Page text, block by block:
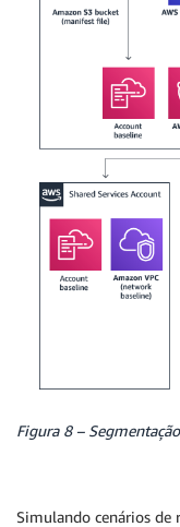
Figura 8 –
Simulando cenários de